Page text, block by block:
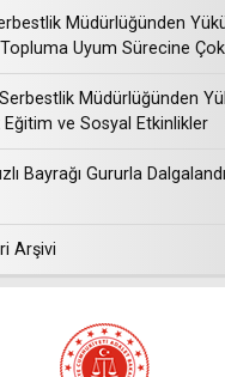
Müdürlüğünden
Uyum Sürecine
Müdürlüğünden
ve Sosyal Etkinlikler
Bayrağı Gururla
Arşivi